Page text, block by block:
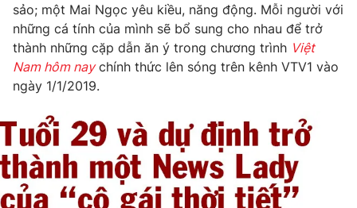
sảo; một Mai Ngọc yêu kiều, năng động. Mỗi người với
những cá tính của mình sẽ bổ sung cho nhau để trở
thành những cặp dẫn ăn ý trong chương trình Việt
Nam hôm naychính thức lên sóng trên kênh VTV1 vào
ngày 1/1/2019.